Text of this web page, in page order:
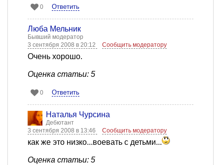
0 Ответить
Люба Мельник
Бывший модератор
3 сентября 2008 в 20:12
Сообщить модератору
Очень хорошо.
Оценка статьи: 5
0 Ответить
Наталья Чурсина
Дебютант
3 сентября 2008 в 13:46
Сообщить модератору
как же это низко...воевать с детьми...
Оценка статьи: 5